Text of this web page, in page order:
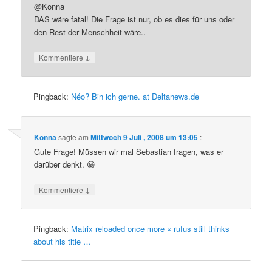
@Konna
DAS wäre fatal! Die Frage ist nur, ob es dies für uns oder
den Rest der Menschheit wäre..
Kommentiere ↓
Pingback: Néo? Bin ich gerne. at Deltanews.de
Konnasagte amMittwoch 9 Juli , 2008 um 13:05 :
Gute Frage! Müssen wir mal Sebastian fragen, was er
darüber denkt. 😀
Kommentiere ↓
Pingback: Matrix reloaded once more « rufus still thinks
about his title …